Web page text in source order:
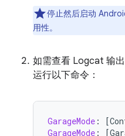
停止然后启动
用性。
如需查看 Logcat 输
运行以下命令：
GarageMode : [
GarageMode : [